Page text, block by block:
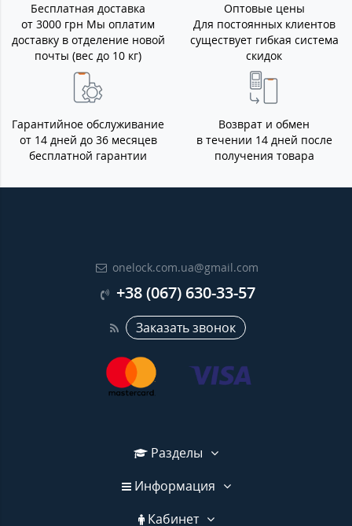
Бесплатная доставка
от 3000 грн Мы оплатим
доставку в отделение новой
почты (вес до 10 кг)
Оптовые цены
Для постоянных клиентов
существует гибкая система
скидок
Гарантийное обслуживание
от 14 дней до 36 месяцев
бесплатной гарантии
Возврат и обмен
в течении 14 дней после
получения товара
onelock.com.ua@gmail.com
+38 (067) 630-33-57
Заказать звонок
Разделы
Информация
Кабинет